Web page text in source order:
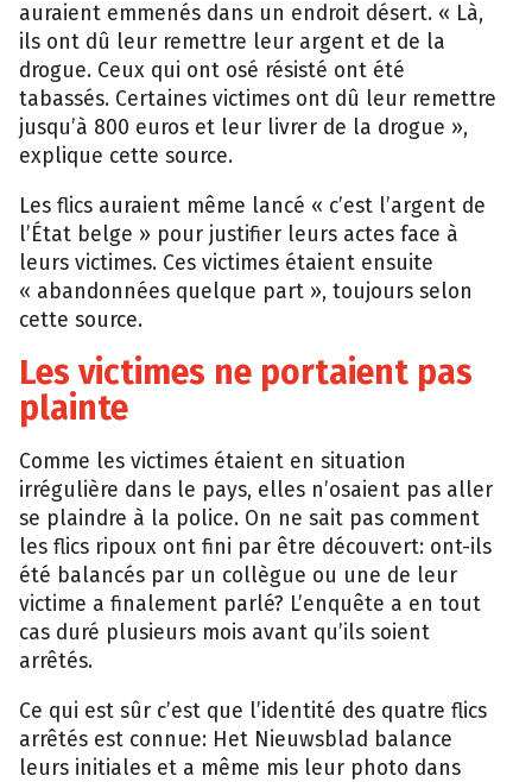
auraient emmenés dans un endroit désert. « Là,
ils ont dû leur remettre leur argent et de la
drogue. Ceux qui ont osé résisté ont été
tabassés. Certaines victimes ont dû leur remettre
jusqu’à 800 euros et leur livrer de la drogue »,
explique cette source.
Les flics auraient même lancé « c’est l’argent de
l’État belge » pour justifier leurs actes face à
leurs victimes. Ces victimes étaient ensuite
« abandonnées quelque part », toujours selon
cette source.
Les victimes ne portaient pas
plainte
Comme les victimes étaient en situation
irrégulière dans le pays, elles n’osaient pas aller
se plaindre à la police. On ne sait pas comment
les flics ripoux ont fini par être découvert: ont-ils
été balancés par un collègue ou une de leur
victime a finalement parlé? L’enquête a en tout
cas duré plusieurs mois avant qu’ils soient
arrêtés.
Ce qui est sûr c’est que l’identité des quatre flics
arrêtés est connue: Het Nieuwsblad balance
leurs initiales et a même mis leur photo dans